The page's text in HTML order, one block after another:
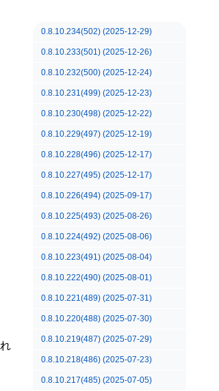
0.8.10.234(502) (2025-12-29)
0.8.10.233(501) (2025-12-26)
0.8.10.232(500) (2025-12-24)
0.8.10.231(499) (2025-12-23)
0.8.10.230(498) (2025-12-22)
0.8.10.229(497) (2025-12-19)
0.8.10.228(496) (2025-12-17)
0.8.10.227(495) (2025-12-17)
0.8.10.226(494) (2025-09-17)
0.8.10.225(493) (2025-08-26)
0.8.10.224(492) (2025-08-06)
0.8.10.223(491) (2025-08-04)
0.8.10.222(490) (2025-08-01)
0.8.10.221(489) (2025-07-31)
0.8.10.220(488) (2025-07-30)
0.8.10.219(487) (2025-07-29)
0.8.10.218(486) (2025-07-23)
0.8.10.217(485) (2025-07-05)